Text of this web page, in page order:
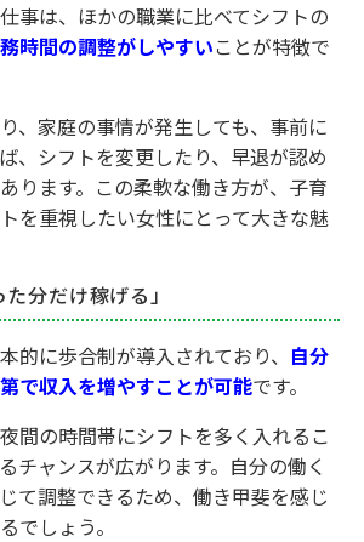
事は、ほかの職業に比べてシフトの
時間の調整がしやすいことが特徴で
、家庭の事情が発生しても、事前に
、シフトを変更したり、早退が認め
ります。この柔軟な働き方が、子育
を重視したい女性にとって大きな魅
分だけ稼げる」
的に歩合制が導入されており、 自分
で収入を増やすことが可能です。
間の時間帯にシフトを多く入れるこ
チャンスが広がります。自分の働く
て調整できるため、働き甲斐を感じ
でしょう。